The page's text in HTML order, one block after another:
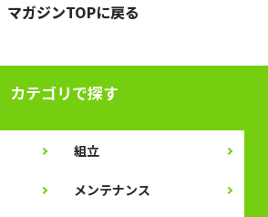
マガジンTOPに戻る
カテゴリで探す
組立
メンテナンス